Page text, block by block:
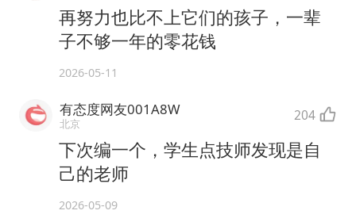
再努力也比不上它们的孩子，一辈
子不够一年的零花钱
2026-05-11
有态度网友001A8W
北京 204
下次编一个，学生点技师发现是自
己的老师
2026-05-09